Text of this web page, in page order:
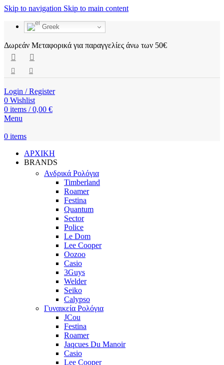
Skip to navigation Skip to main content
Greek
Δωρεάν Μεταφορικά για παραγγελίες άνω των 50€
Login / Register
0 Wishlist
0 items / 0,00 €
Menu
0 items
ΑΡΧΙΚΗ
BRANDS
Ανδρικά Ρολόγια
Timberland
Roamer
Festina
Quantum
Sector
Police
Le Dom
Lee Cooper
Oozoo
Casio
3Guys
Welder
Seiko
Calypso
Γυναικεία Ρολόγια
JCou
Festina
Roamer
Jaqcues Du Manoir
Casio
Lee Cooper